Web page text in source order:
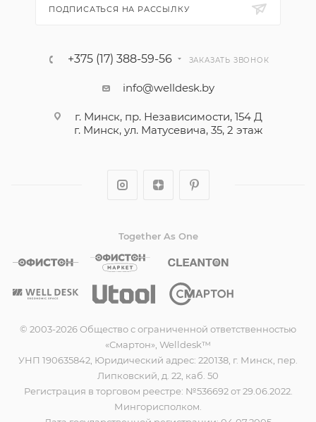
ПОДПИСАТЬСЯ НА РАССЫЛКУ
+375 (17) 388-59-56 ЗАКАЗАТЬ ЗВОНОК
info@welldesk.by
г. Минск, пр. Независимости, 154 Д
г. Минск, ул. Матусевича, 35, 2 этаж
Together As One
© 2003-2026 Общество с ограниченной ответственностью
«Смартон», Welldesk™
УНП 190635842, Юридический адрес: 220138, г. Минск, пер.
Липковский, д. 22, каб. 50
Регистрация в торговом реестре: №536692 от 29.06.2022.
Мингорисполком.